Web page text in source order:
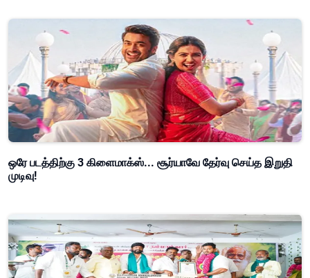
ஒரே படத்திற்கு 3 கிளைமாக்ஸ்... சூர்யாவே தேர்வு செய்த இறுதி
முடிவு!